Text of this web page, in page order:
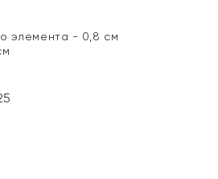
элемента - 0,8 см